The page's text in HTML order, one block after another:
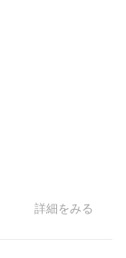
詳細をみる